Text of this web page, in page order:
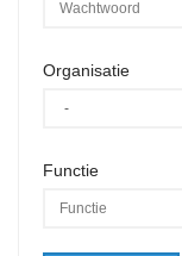
Organisatie
Functie